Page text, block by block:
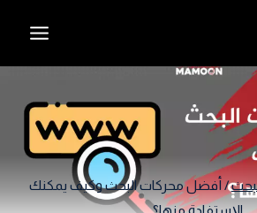
/ أفضل محركات البحث وكيف يمكنك
الإستفادة منها؟